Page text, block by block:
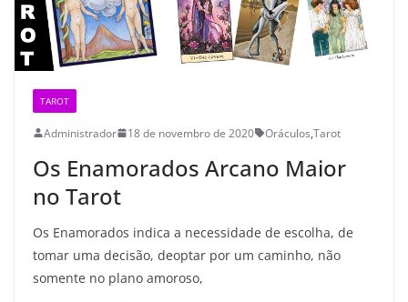
TAROT
Administrador 18 de novembro de 2020 Oráculos,Tarot
Os Enamorados Arcano Maior
no Tarot
Os Enamorados indica a necessidade de escolha, de
tomar uma decisão, deoptar por um caminho, não
somente no plano amoroso,